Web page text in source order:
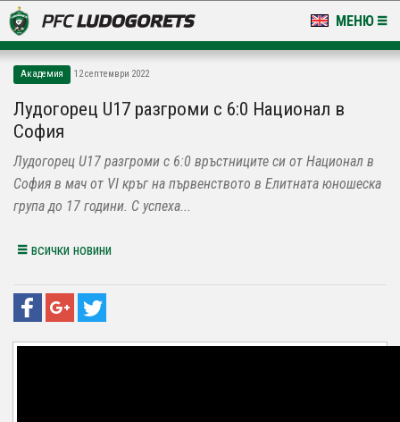
МЕНЮ
LUDOGORETS TV
НА ТЕРЕНА
СТАДИОН & БАЗИ
Академия 12 септември 2022
Лудогорец U17 разгроми с 6:0 Национал в
София
Лудогорец U17 разгроми с 6:0 връстниците си от Национал в
София в мач от VI кръг на първенството в Елитната юношеска
група до 17 години. С успеха...
всички новини